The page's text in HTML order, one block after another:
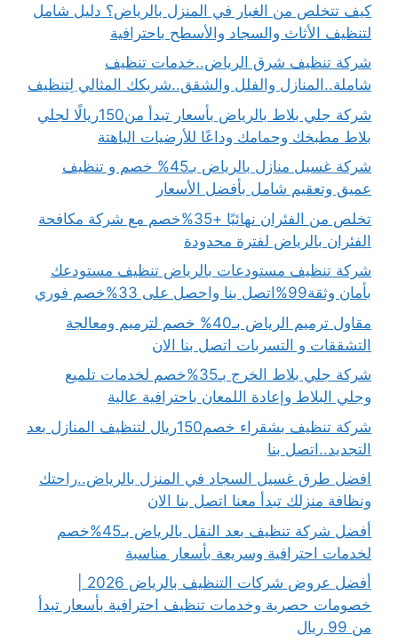
كيف تتخلص من الغبار في المنزل بالرياض؟ دليل شامل
لتنظيف الأثاث والسجاد والأسطح باحترافية
شركة تنظيف شرق الرياض..خدمات تنظيف
شاملة..المنازل والفلل والشقق..شريكك المثالي لِتنظيف
شركة جلي بلاط بالرياض بأسعار تبدأ من150ريالًا لجلي
بلاط مطبخك وحمامك وداعًا للأرضيات الباهتة
شركة غسيل منازل بالرياض بـ45% خصم و تنظيف
عميق وتعقيم شامل بأفضل الأسعار
تخلص من الفئران نهائيًا +35%خصم مع شركة مكافحة
الفئران بالرياض لفترة محدودة
شركة تنظيف مستودعات بالرياض تنظيف مستودعك
بأمان وثقة99%اتصل بنا واحصل على 33%خصم فوري
مقاول ترميم الرياض بـ40% خصم لترميم ومعالجة
التشققات و التسربات اتصل بنا الان
شركة جلي بلاط الخرج بـ35%خصم لخدمات تلميع
وجلي البلاط وإعادة اللمعان باحترافية عالية
شركة تنظيف بشقراء خصم150ريال لتنظيف المنازل بعد
التجديد..اتصل بنا
افضل طرق غسيل السجاد في المنزل بالرياض..راحتك
ونظافة منزلك تبدأ معنا اتصل بنا الان
أفضل شركة تنظيف بعد النقل بالرياض بـ45%خصم
لخدمات احترافية وسريعة بأسعار مناسبة
خصومات حصرية وخدمات تنظيف احترافية بأسعار تبدأ
من 99 ريال